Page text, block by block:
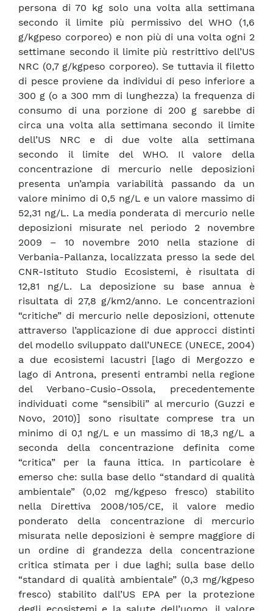
persona di 70 kg solo una volta alla settimana
secondo il limite più permissivo del WHO (1,6
g/kgpeso corporeo) e non più di una volta ogni 2
settimane secondo il limite più restrittivo dell’US
NRC (0,7 g/kgpeso corporeo). Se tuttavia il filetto
di pesce proviene da individui di peso inferiore a
300 g (o a 300 mm di lunghezza) la frequenza di
consumo di una porzione di 200 g sarebbe di
circa una volta alla settimana secondo il limite
dell’US NRC e di due volte alla settimana
secondo il limite del WHO. Il valore della
concentrazione di mercurio nelle deposizioni
presenta un’ampia variabilità passando da un
valore minimo di 0,5 ng/L e un valore massimo di
52,31 ng/L. La media ponderata di mercurio nelle
deposizioni misurate nel periodo 2 novembre
2009 – 10 novembre 2010 nella stazione di
Verbania-Pallanza, localizzata presso la sede del
CNR-Istituto Studio Ecosistemi, è risultata di
12,81 ng/L. La deposizione su base annua è
risultata di 27,8 g/km2/anno. Le concentrazioni
“critiche” di mercurio nelle deposizioni, ottenute
attraverso l’applicazione di due approcci distinti
del modello sviluppato dall’UNECE (UNECE, 2004)
a due ecosistemi lacustri [lago di Mergozzo e
lago di Antrona, presenti entrambi nella regione
del Verbano-Cusio-Ossola, precedentemente
individuati come “sensibili” al mercurio (Guzzi e
Novo, 2010)] sono risultate comprese tra un
minimo di 0,1 ng/L e un massimo di 18,3 ng/L a
seconda della concentrazione definita come
“critica” per la fauna ittica. In particolare è
emerso che: sulla base dello “standard di qualità
ambientale” (0,02 mg/kgpeso fresco) stabilito
nella Direttiva 2008/105/CE, il valore medio
ponderato della concentrazione di mercurio
misurata nelle deposizioni è sempre maggiore di
un ordine di grandezza della concentrazione
critica stimata per i due laghi; sulla base dello
“standard di qualità ambientale” (0,3 mg/kgpeso
fresco) stabilito dall’US EPA per la protezione